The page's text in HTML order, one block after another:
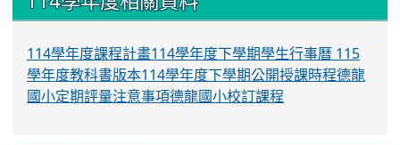
114學年度課程計畫114學年度下學期學生行事曆 115
學年度教科書版本114學年度下學期公開授課時程德龍
國小定期評量注意事項德龍國小校訂課程